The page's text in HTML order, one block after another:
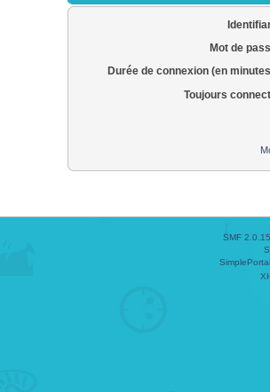
Mot de
Durée de connexion (en
Toujours
SMF 2.0.15